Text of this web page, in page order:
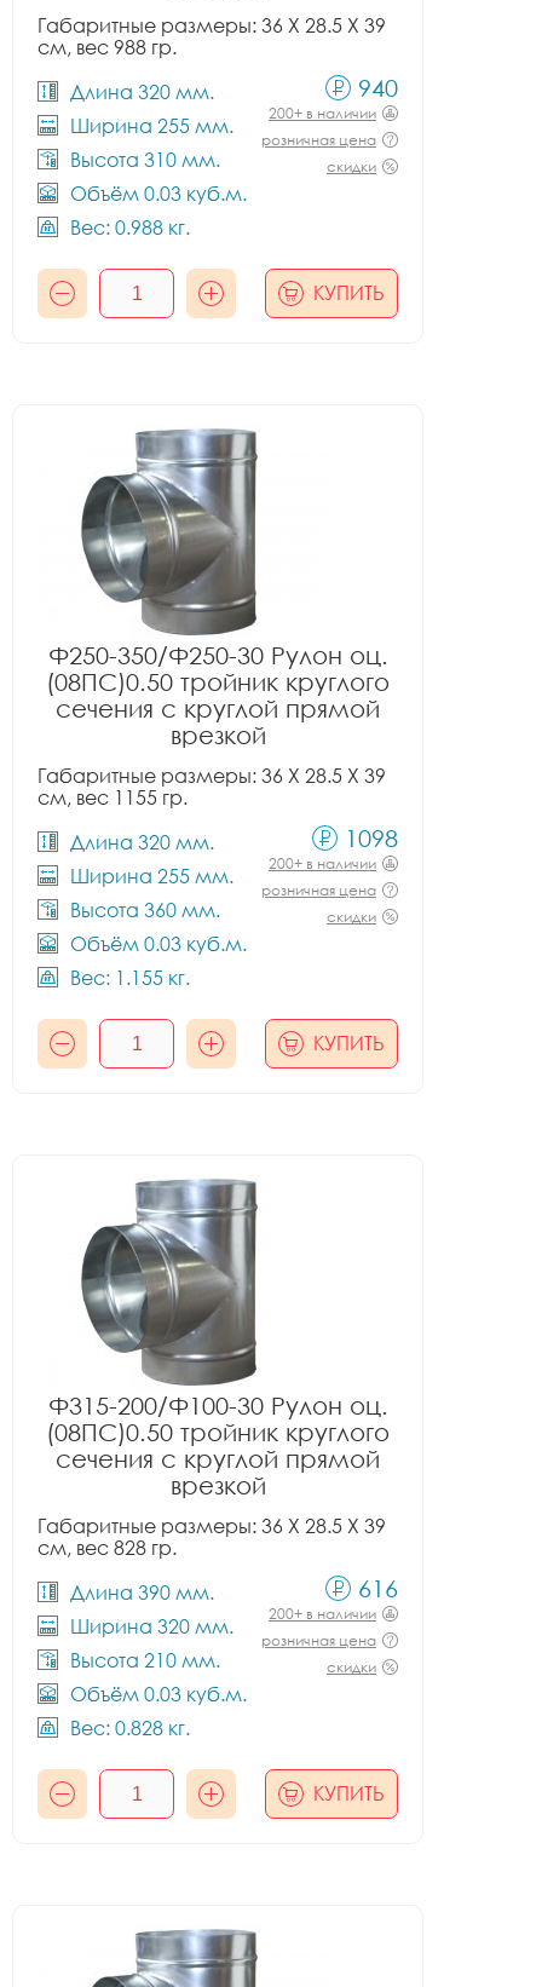
Габаритные размеры: 36 X 28.5 X 39
см, вес 988 гр.
Длина 320 мм.
Ширина 255 мм.
Высота 310 мм.
Объём 0.03 куб.м.
Вес: 0.988 кг.
940
200+ в наличии
розничная цена
скидки
КУПИТЬ
Ф250-350/Ф250-30 Рулон оц.
(08ПС)0.50 тройник круглого
сечения с круглой прямой
врезкой
Габаритные размеры: 36 X 28.5 X 39
см, вес 1155 гр.
Длина 320 мм.
Ширина 255 мм.
Высота 360 мм.
Объём 0.03 куб.м.
Вес: 1.155 кг.
1098
200+ в наличии
розничная цена
скидки
КУПИТЬ
Ф315-200/Ф100-30 Рулон оц.
(08ПС)0.50 тройник круглого
сечения с круглой прямой
врезкой
Габаритные размеры: 36 X 28.5 X 39
см, вес 828 гр.
Длина 390 мм.
Ширина 320 мм.
Высота 210 мм.
Объём 0.03 куб.м.
Вес: 0.828 кг.
616
200+ в наличии
розничная цена
скидки
КУПИТЬ